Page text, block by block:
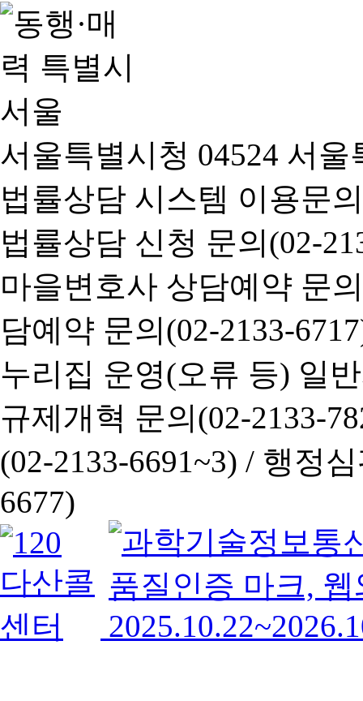
서울특별시청 04524 서
법률상담 시스템 이용문
법률상담 신청 문의(02-
마을변호사 상담예약 문
담예약 문의(02-2133-
누리집 운영(오류 등) 일
규제개혁 문의(02-2133-
(02-2133-6691~3) / 행정심
6677)